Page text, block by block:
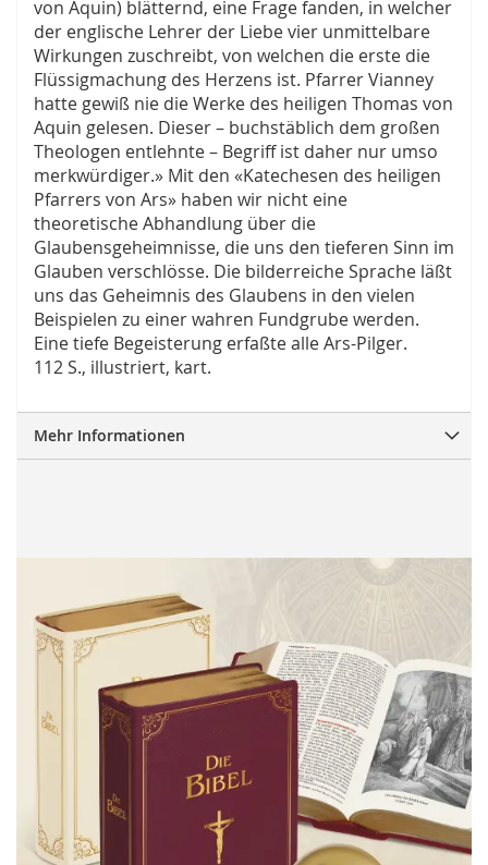
von Aquin) blätternd, eine Frage fanden, in welcher
der englische Lehrer der Liebe vier unmittelbare
Wirkungen zuschreibt, von welchen die erste die
Flüssigmachung des Herzens ist. Pfarrer Vianney
hatte gewiß nie die Werke des heiligen Thomas von
Aquin gelesen. Dieser – buchstäblich dem großen
Theologen entlehnte – Begriff ist daher nur umso
merkwürdiger.» Mit den «Katechesen des heiligen
Pfarrers von Ars» haben wir nicht eine
theoretische Abhandlung über die
Glaubensgeheimnisse, die uns den tieferen Sinn im
Glauben verschlösse. Die bilderreiche Sprache läßt
uns das Geheimnis des Glaubens in den vielen
Beispielen zu einer wahren Fundgrube werden.
Eine tiefe Begeisterung erfaßte alle Ars-Pilger.
112 S., illustriert, kart.
Mehr Informationen